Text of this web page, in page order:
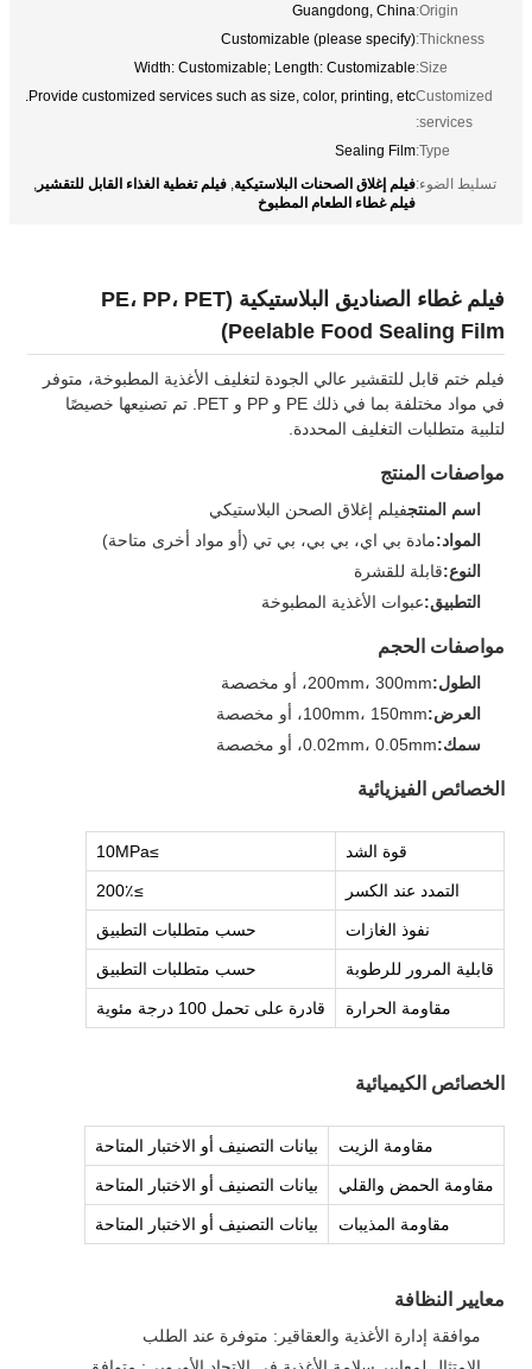
Origin:
Guangdong, China
Thickness:
Customizable (please specify)
Size:
Width: Customizable; Length: Customizable
Customized
services:
Provide customized services such as size, color, printing, etc.
Type:
Sealing Film
تسليط الضوء:فيلم إغلاق الصحنات البلاستيكية, فيلم تغطية الغذاء القابل للتقشير ,
فيلم غطاء الطعام المطبوخ
فيلم غطاء الصناديق البلاستيكية (PE، PP، PET
Peelable Food Sealing Film)
فيلم ختم قابل للتقشير عالي الجودة لتغليف الأغذية المطبوخة، متوفر
في مواد مختلفة بما في ذلك PE و PP و PET. تم تصنيعها خصيصًا
لتلبية متطلبات التغليف المحددة.
مواصفات المنتج
اسم المنتجفيلم إغلاق الصحن البلاستيكي
المواد:مادة بي اي، بي بي، بي تي (أو مواد أخرى متاحة)
النوع:قابلة للقشرة
التطبيق:عبوات الأغذية المطبوخة
مواصفات الحجم
الطول:200mm، 300mm، أو مخصصة
العرض:100mm، 150mm، أو مخصصة
سمك:0.02mm، 0.05mm، أو مخصصة
الخصائص الفيزيائية
قوة الشد ≥10MPa
التمدد عند الكسر ≥200٪
نفوذ الغازات حسب متطلبات التطبيق
قابلية المرور للرطوبة حسب متطلبات التطبيق
مقاومة الحرارة قادرة على تحمل 100 درجة مئوية
الخصائص الكيميائية
مقاومة الزيت بيانات التصنيف أو الاختبار المتاحة
مقاومة الحمض والقلي بيانات التصنيف أو الاختبار المتاحة
مقاومة المذيبات بيانات التصنيف أو الاختبار المتاحة
معايير النظافة
موافقة إدارة الأغذية والعقاقير: متوفرة عند الطلب